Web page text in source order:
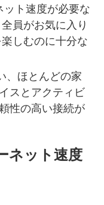
ット速度が必要な
員がお気に入り
しむのに十分な
ほとんどの家
スとアクティビ
性の高い接続が
ネット速度